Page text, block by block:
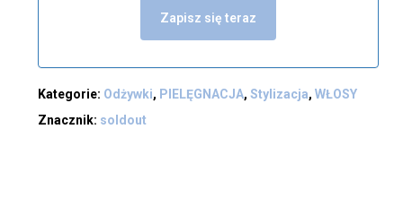
Zapisz się teraz
Kategorie: Odżywki, PIELĘGNACJA, Stylizacja, WŁOSY
Znacznik: soldout